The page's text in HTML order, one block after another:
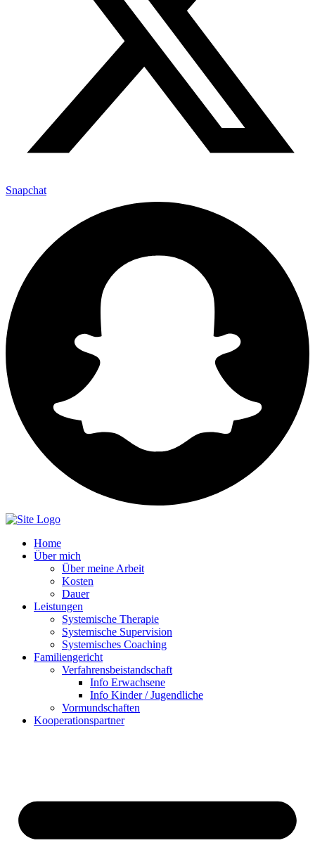
Snapchat
Home
Über mich
Über meine Arbeit
Kosten
Dauer
Leistungen
Systemische Therapie
Systemische Supervision
Systemisches Coaching
Familiengericht
Verfahrensbeistandschaft
Info Erwachsene
Info Kinder / Jugendliche
Vormundschaften
Kooperationspartner